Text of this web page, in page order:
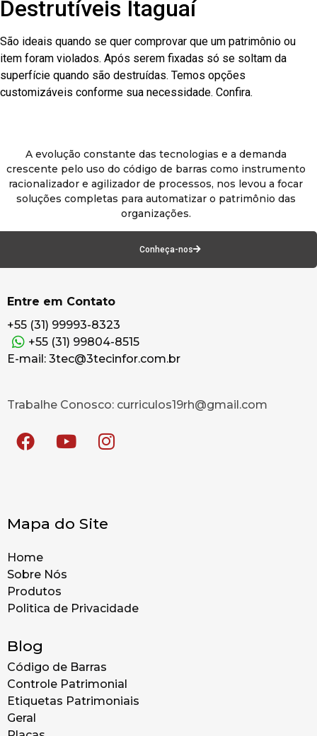
Destrutíveis Itaguaí
São ideais quando se quer comprovar que um patrimônio ou
item foram violados. Após serem fixadas só se soltam da
superfície quando são destruídas. Temos opções
customizáveis conforme sua necessidade. Confira.
A evolução constante das tecnologias e a demanda
crescente pelo uso do código de barras como instrumento
racionalizador e agilizador de processos, nos levou a focar
soluções completas para automatizar o patrimônio das
organizações.
Conheça-nos
Entre em Contato
+55 (31) 99993-8323
+55 (31) 99804-8515
E-mail: 3tec@3tecinfor.com.br
Trabalhe Conosco: curriculos19rh@gmail.com
Mapa do Site
Home
Sobre Nós
Produtos
Politica de Privacidade
Blog
Código de Barras
Controle Patrimonial
Etiquetas Patrimoniais
Geral